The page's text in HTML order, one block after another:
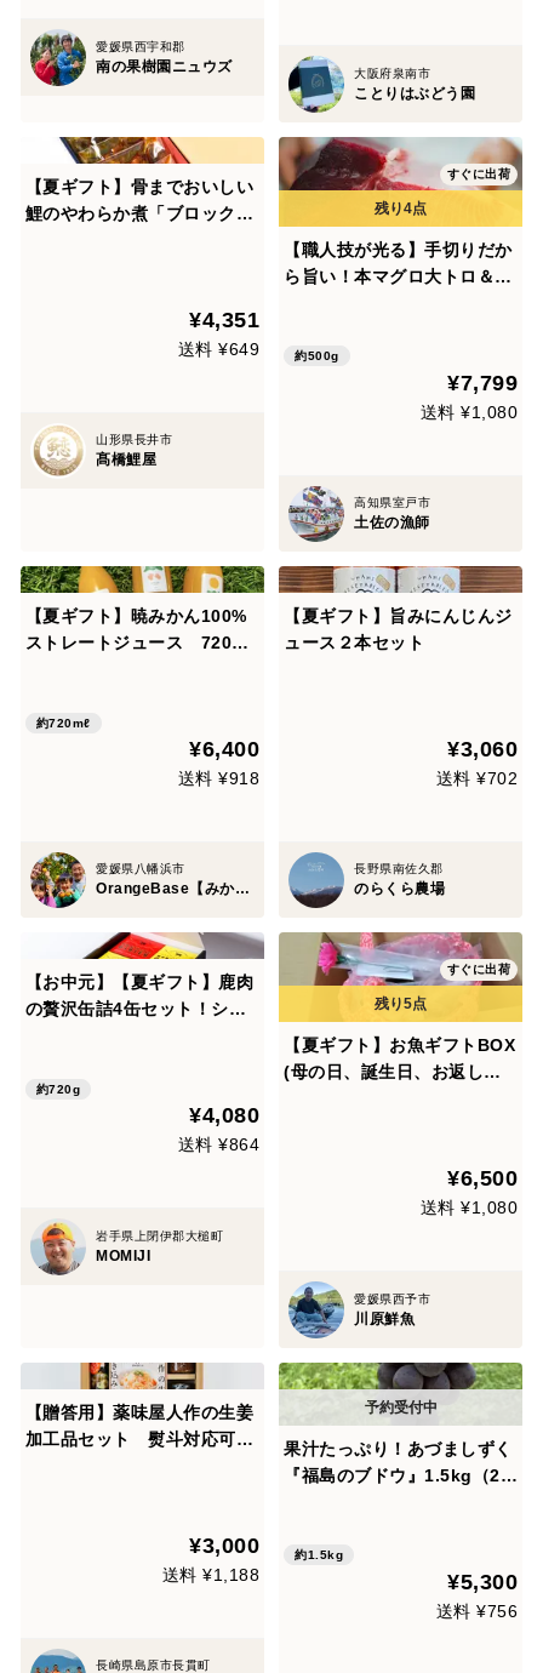
愛媛県西宇和郡
南の果樹園ニュウズ 大阪府泉南市
ことりはぶどう園
【夏ギフト】骨までおいしい
鯉のやわらか煮「ブロック
¥4,351
送料 ¥649
山形県長井市
髙橋鯉屋
すぐに出荷
【職人技が光る】手切りだか
ら旨い！本マグロ大トロ＆メ
セット（100~400g×2～3パ
ック）【お中元】【夏ギフ
約500g
¥7,799
送料 ¥1,080
高知県室戸市
土佐の漁師
【夏ギフト】暁みかん100%
ストレートジュース 720ml
約720mℓ
¥6,400
送料 ¥918
愛媛県八幡浜市
OrangeBase【みかん・柑橘グランプリ2026受賞園】
【夏ギフト】旨みにんじんジ
ュース２本セット
¥3,060
送料 ¥702
長野県南佐久郡
のらくら農場
【お中元】【夏ギフト】鹿肉
の贅沢缶詰4缶セット！シチ
約720g
¥4,080
送料 ¥864
岩手県上閉伊郡大槌町
MOMIJI
すぐに出荷
【夏ギフト】お魚ギフトBOX
(母の日、誕生日、お返し、
¥6,500
送料 ¥1,080
愛媛県西予市
川原鮮魚
【贈答用】薬味屋人作の生姜
加工品セット 熨斗対応可
¥3,000
送料 ¥1,188
長崎県島原市長貫町
果汁たっぷり！あづましずく
『福島のブドウ』1.5kg（2〜
約1.5kg
¥5,300
送料 ¥756